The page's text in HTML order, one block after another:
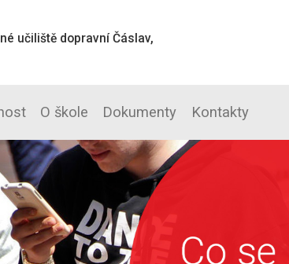
učiliště dopravní Čáslav,
O škole Dokumenty Kontakty